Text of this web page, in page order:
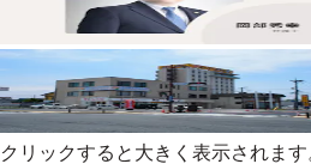
クリックすると大きく表示されます